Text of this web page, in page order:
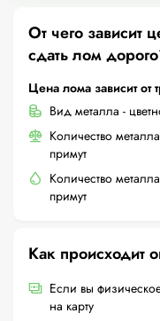
От чего зависит
сдать лом
Цена лома зависит от
Вид металла -
Количество
примут
Количество
примут
Как происходит
Если вы
на карту